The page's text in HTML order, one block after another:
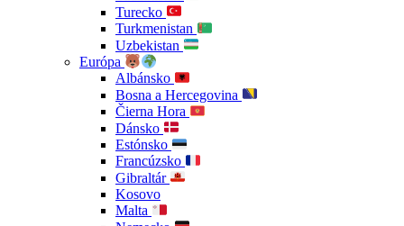
Turecko
Turkmenistan
Uzbekistan
Európa
Albánsko
Bosna a Hercegovina
Čierna Hora
Dánsko
Estónsko
Francúzsko
Gibraltár
Kosovo
Malta